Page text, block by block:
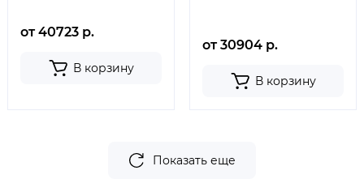
от 40723 р.
В корзину
от 30904 р.
В корзину
Показать еще